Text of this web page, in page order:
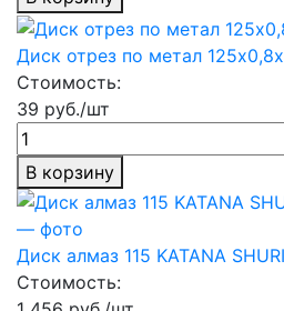
Диск отрез по метал
Стоимость:
39 руб./шт
В корзину
Диск алмаз 115 KATANA
Стоимость: